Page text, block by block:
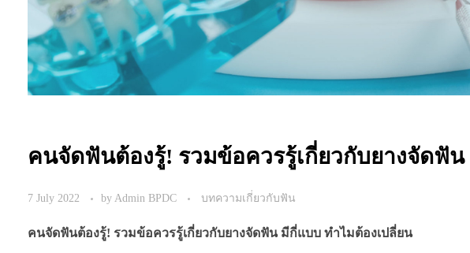
คนจัดฟันต้องรู้! รวมข้อควรรู้เกี่ยวกับยางจัดฟั
7 July 2022 by Admin BPDC บทความเกี่ยวกับฟัน
คนจัดฟันต้องรู้! รวมข้อควรรู้เกี่ยวกับยางจัดฟัน มีกี่แบบ ทำไมต้องเปลี่ยน